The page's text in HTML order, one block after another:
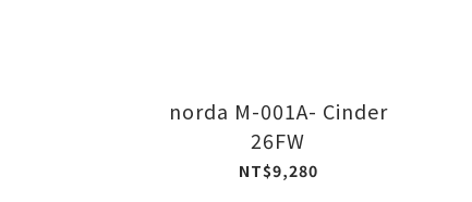
norda M-001A- Cinder
26FW
NT$9,280